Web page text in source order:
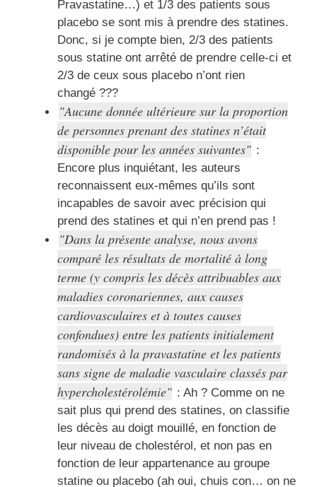
Pravastatine…) et 1/3 des patients sous
placebo se sont mis à prendre des statines.
Donc, si je compte bien, 2/3 des patients
sous statine ont arrêté de prendre celle-ci et
2/3 de ceux sous placebo n’ont rien
changé ???
Aucune donnée ultérieure sur la proportion
de personnes prenant des statines n’était
disponible pour les années suivantes
:
Encore plus inquiétant, les auteurs
reconnaissent eux-mêmes qu’ils sont
incapables de savoir avec précision qui
prend des statines et qui n’en prend pas !
Dans la présente analyse, nous avons
comparé les résultats de mortalité à long
terme (y compris les décès attribuables aux
maladies coronariennes, aux causes
cardiovasculaires et à toutes causes
confondues) entre les patients initialement
randomisés à la pravastatine et les patients
sans signe de maladie vasculaire classés par
hypercholestérolémie
: Ah ? Comme on ne
sait plus qui prend des statines, on classifie
les décès au doigt mouillé, en fonction de
leur niveau de cholestérol, et non pas en
fonction de leur appartenance au groupe
statine ou placebo (ah oui, chuis con… on ne